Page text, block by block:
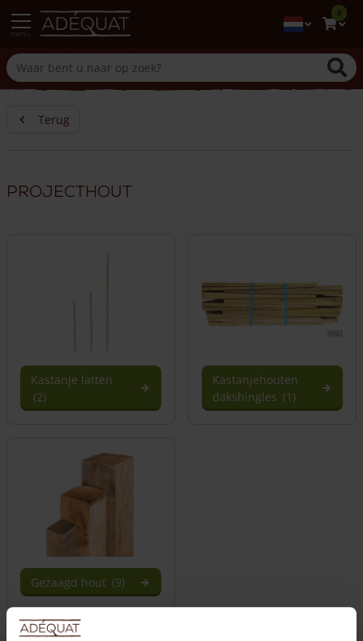
0
Terug
Projecthout
Kastanje latten
(2)
Kastanjehouten
dakshingles (1)
Gezaagd hout (9)